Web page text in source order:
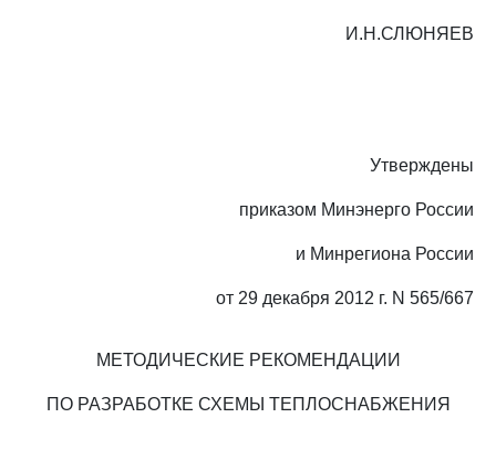
И.Н.СЛЮНЯЕВ
Утверждены
приказом Минэнерго России
и Минрегиона России
от 29 декабря 2012 г. N 565/667
МЕТОДИЧЕСКИЕ РЕКОМЕНДАЦИИ
ПО РАЗРАБОТКЕ СХЕМЫ ТЕПЛОСНАБЖЕНИЯ